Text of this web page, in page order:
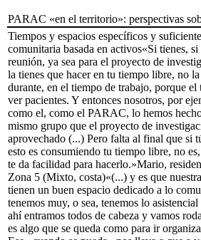
PARAC «en el territorio»: perspectivas
Tiempos y espacios específicos y
comunitaria basada en activos«Si tienes,
reunión, ya sea para el proyecto de
la tienes que hacer en tu tiempo libre, no la
durante, en el tiempo de trabajo, porque el
ver pacientes. Y entonces nosotros, por
como el, como el PARAC, lo hemos
mismo grupo que el proyecto de
aprovechado (...) Pero falta al final que si
esto es consumiendo tu tiempo libre, no
te da facilidad para hacerlo.»Mario,
Zona 5 (Mixto, costa)«(...) y es que
tienen un buen espacio dedicado a lo
tenemos muy, o sea, tenemos lo
ahí entramos todos de cabeza y vamos
es algo que se queda como para ir